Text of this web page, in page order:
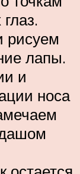
рисуем
лапы.
и
носа